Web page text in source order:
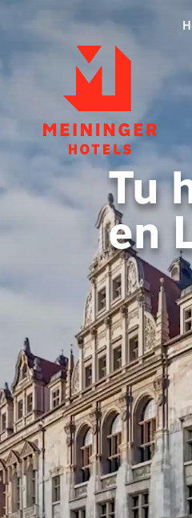
P
Tu
en